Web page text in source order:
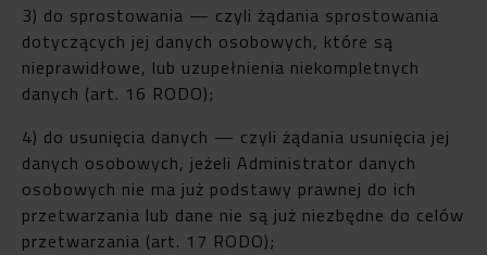
3) do sprostowania — czyli żądania sprostowania
dotyczących jej danych osobowych, które są
nieprawidłowe, lub uzupełnienia niekompletnych
danych (art. 16 RODO);
4) do usunięcia danych — czyli żądania usunięcia jej
danych osobowych, jeżeli Administrator danych
osobowych nie ma już podstawy prawnej do ich
przetwarzania lub dane nie są już niezbędne do celów
przetwarzania (art. 17 RODO);